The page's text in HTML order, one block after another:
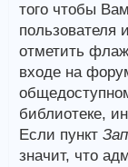
того чтобы
пользователя
отметить
входе на
библиотеке,
Если пункт
значит, что